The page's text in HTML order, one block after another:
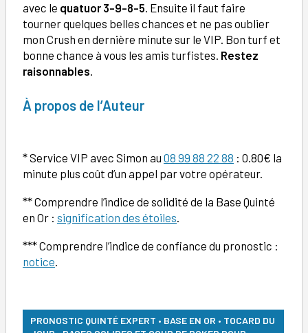
avec le quatuor 3-9-8-5. Ensuite il faut faire
tourner quelques belles chances et ne pas oublier
mon Crush en dernière minute sur le VIP. Bon turf et
bonne chance à vous les amis turfistes. Restez
raisonnables.
À propos de l’Auteur
* Service VIP avec Simon au 08 99 88 22 88 : 0.80€ la
minute plus coût d’un appel par votre opérateur.
** Comprendre l’indice de solidité de la Base Quinté
en Or : signification des étoiles
*** Comprendre l’indice de confiance du pronostic :
notice
PRONOSTIC QUINTÉ EXPERT • BASE EN OR • TOCARD DU